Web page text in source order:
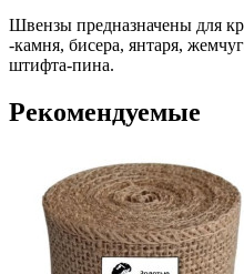
Швензы предназначены для
-камня, бисера, янтаря,
штифта-пина.
Рекомендуемые